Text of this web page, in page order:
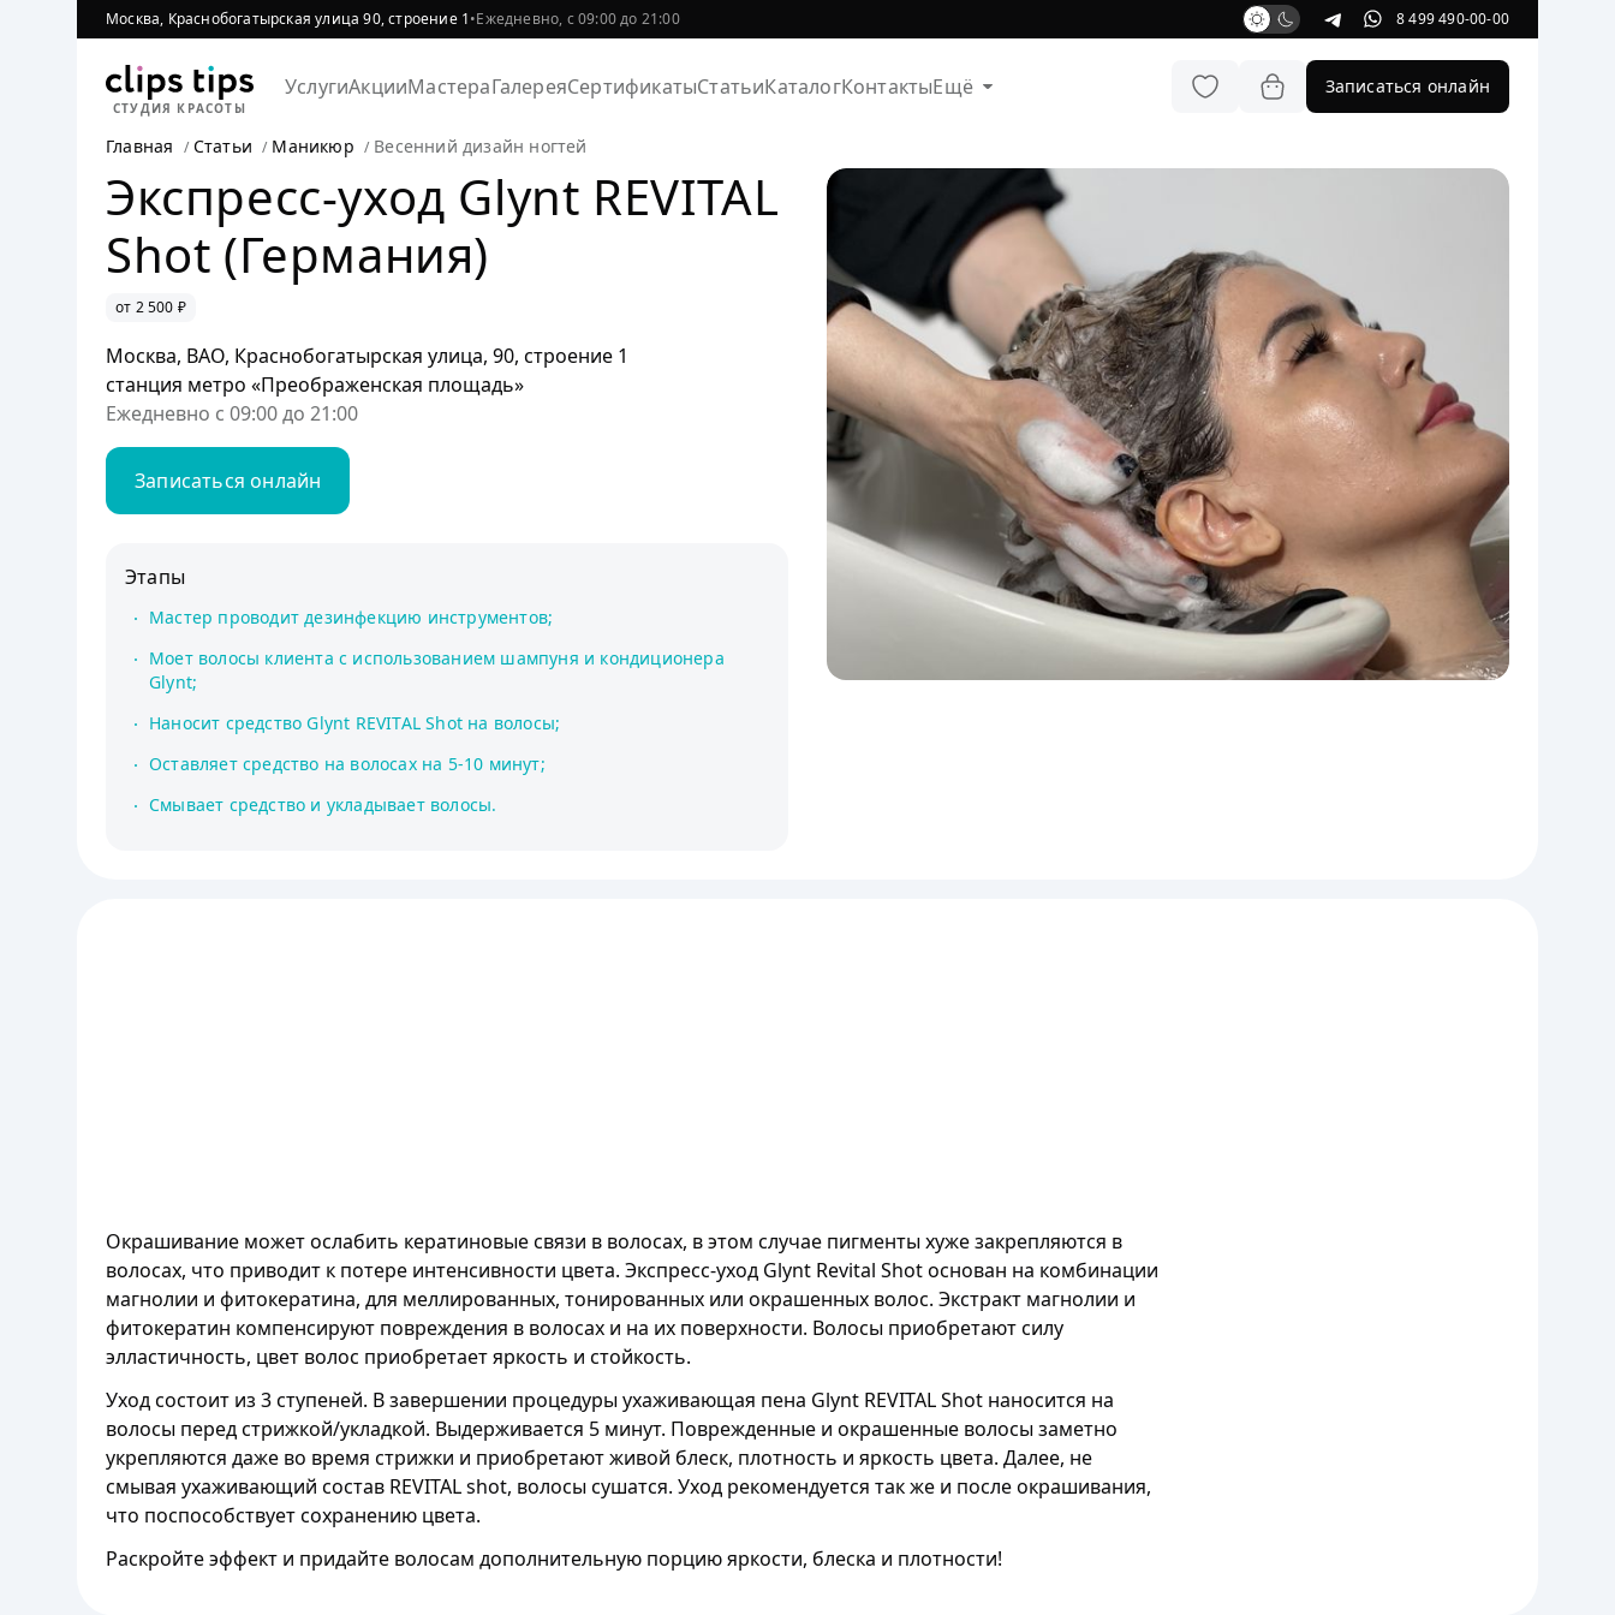
Москва, Краснобогатырская улица 90, строение 1•Ежедневно, с 09:00 до 21:00 8 499 490-00-00
СТУДИЯ КРАСОТЫ
УслугиАкцииМастераГалереяСертификатыСтатьиКаталогКонтактыЕщё Записаться онлайн
Главная Статьи Маникюр Весенний дизайн ногтей
Экспресс-уход Glynt REVITAL
Shot (Германия)
от 2 500 ₽
Москва, ВАО, Краснобогатырская улица, 90, строение 1
станция метро «Преображенская площадь»
Ежедневно с 09:00 до 21:00
Записаться онлайн
Этапы
Мастер проводит дезинфекцию инструментов;
Моет волосы клиента с использованием шампуня и кондиционера
Glynt;
Наносит средство Glynt REVITAL Shot на волосы;
Оставляет средство на волосах на 5-10 минут;
Смывает средство и укладывает волосы.
Окрашивание может ослабить кератиновые связи в волосах, в этом случае пигменты хуже закрепляются в
волосах, что приводит к потере интенсивности цвета. Экспресс-уход Glynt Revital Shot основан на комбинации
магнолии и фитокератина, для меллированных, тонированных или окрашенных волос. Экстракт магнолии и
фитокератин компенсируют повреждения в волосах и на их поверхности. Волосы приобретают силу
элластичность, цвет волос приобретает яркость и стойкость.
Уход состоит из 3 ступеней. В завершении процедуры ухаживающая пена Glynt REVITAL Shot наносится на
волосы перед стрижкой/укладкой. Выдерживается 5 минут. Поврежденные и окрашенные волосы заметно
укрепляются даже во время стрижки и приобретают живой блеск, плотность и яркость цвета. Далее, не
смывая ухаживающий состав REVITAL shot, волосы сушатся. Уход рекомендуется так же и после окрашивания,
что поспособствует сохранению цвета.
Раскройте эффект и придайте волосам дополнительную порцию яркости, блеска и плотности!